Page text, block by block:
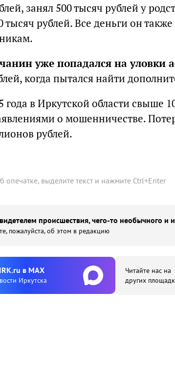
занял 500 тысяч рублей у
тысяч рублей. Все деньги он
уже попадался на уловки
когда пытался найти
года в Иркутской области свыше
о мошенничестве.
рублей.
опечатке, выделите текст и нажмите Ctrl+Enter
происшествия, чего-то необычного и
пожалуйста, об этом в редакцию
в MAX
Иркутска
Читайте нас на
других